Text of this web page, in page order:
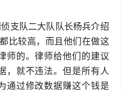
支队二大队队长杨兵介绍
比较高，而且他们在做这
师的。律师给他们的建议
，就不违法。但是所有人
通过修改数据赚这个钱是